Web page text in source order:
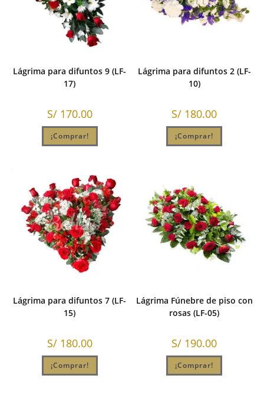
Lágrima para difuntos 9 (LF-
17)
S/170.00
¡Comprar!
Lágrima para difuntos 2 (LF-
10)
S/ 180.00
¡Comprar!
Lágrima para difuntos 7 (LF-
15)
S/180.00
¡Comprar!
Lágrima Fúnebre de piso con
rosas (LF-05)
S/ 190.00
¡Comprar!